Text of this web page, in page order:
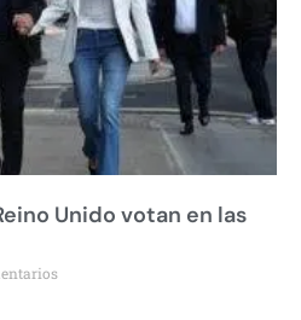
Unido votan en las